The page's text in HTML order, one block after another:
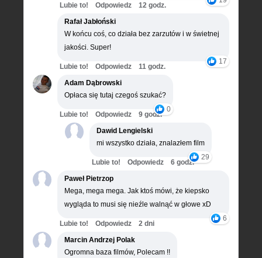
Lubie to! Odpowiedz
12 godz.
Rafał Jabłoński
W końcu coś, co działa bez zarzutów i w świetnej
jakości. Super!
17
Lubie to! Odpowiedz
11 godz.
Adam Dąbrowski
Opłaca się tutaj czegoś szukać?
0
Lubie to! Odpowiedz
9 godz.
Dawid Lengielski
mi wszystko działa, znalazłem film
29
Lubie to! Odpowiedz
6 godz.
Paweł Pietrzop
Mega, mega mega. Jak ktoś mówi, że kiepsko
wygląda to musi się nieźle walnąć w głowe xD
6
Lubie to! Odpowiedz
2 dni
Marcin Andrzej Polak
Ogromna baza filmów, Polecam !!